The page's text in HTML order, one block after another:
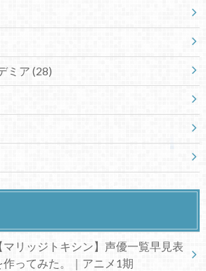
ミア (28)
マリッジトキシン】声優一覧早見表
作ってみた。｜アニメ1期